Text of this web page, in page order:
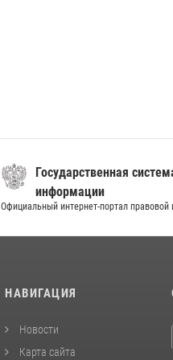
Государственная
информации
Официальный интернет-портал
НАВИГАЦИЯ
Новости
Карта сайта